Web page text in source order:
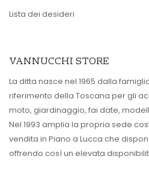
Lista dei desideri
VANNUCCHI STORE
La ditta nasce nel 1965 dalla
riferimento della Toscana per gli
moto, giardinaggio, fai date,
Nel 1993 amplia la propria sede
vendita in Piano a Lucca che
offrendo così un elevata